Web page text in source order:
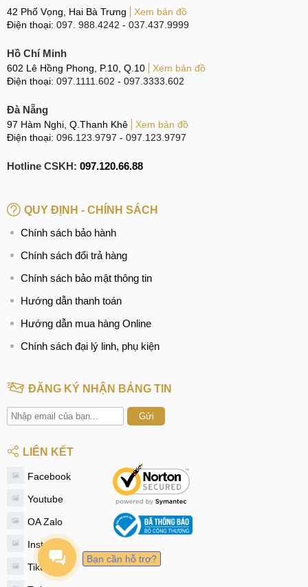
42 Phố Vọng, Hai Bà Trưng
Xem bản đồ
Điện thoại: 097. 988.4242 - 037.437.9999
Hồ Chí Minh
602 Lê Hồng Phong, P.10, Q.10
Xem bản đồ
Điện thoại: 097.1111.602 - 097.3333.602
Đà Nẵng
97 Hàm Nghi, Q.Thanh Khê
Xem bản đồ
Điện thoại: 096.123.9797 - 097.123.9797
Hotline CSKH: 097.120.66.88
QUY ĐỊNH - CHÍNH SÁCH
Chính sách bảo hành
Chính sách đổi trả hàng
Chính sách bảo mật thông tin
Hướng dẫn thanh toán
Hướng dẫn mua hàng Online
Chính sách đại lý linh, phụ kiện
ĐĂNG KÝ NHẬN BẢNG TIN
Gửi
LIÊN KẾT
Facebook
Youtube
OA Zalo
Instagram
Tiktok
Bạn cần hỗ trợ?